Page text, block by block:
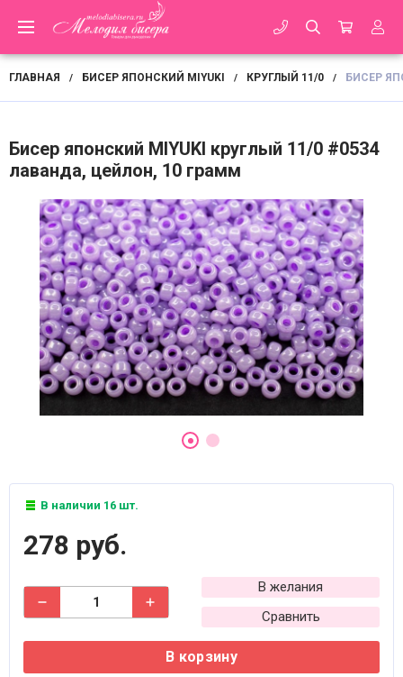
ГЛАВНАЯ / БИСЕР ЯПОНСКИЙ MIYUKI / КРУГЛЫЙ 11/0 / БИСЕР
Бисер японский MIYUKI круглый 11/0 #0534
лаванда, цейлон, 10 грамм
В наличии 16 шт.
278 руб.
В желания
Сравнить
В корзину